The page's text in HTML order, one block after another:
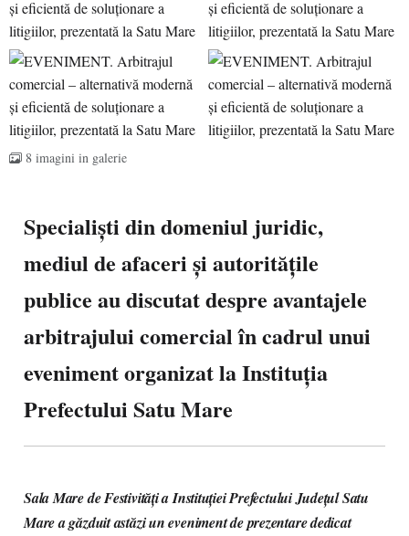
8 imagini in galerie
Specialiști din domeniul juridic,
mediul de afaceri și autoritățile
publice au discutat despre avantajele
arbitrajului comercial în cadrul unui
eveniment organizat la Instituția
Prefectului Satu Mare
Sala Mare de Festivități a Instituției Prefectului Județul Satu
Mare a găzduit astăzi un eveniment de prezentare dedicat